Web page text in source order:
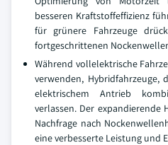
besseren Kraftstoffeffizienz
für grünere Fahrzeuge
fortgeschrittenen
Während vollelektrische
verwenden, Hybridfahrzeuge,
elektrischem Antrieb
verlassen. Der expandierende
Nachfrage nach
eine verbesserte Leistung und